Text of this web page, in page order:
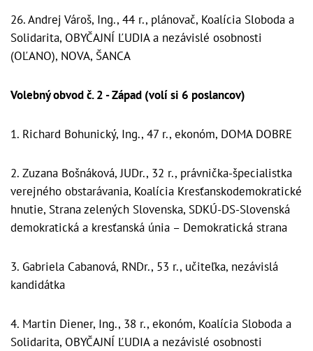
26. Andrej Vároš, Ing., 44 r., plánovač, Koalícia Sloboda a
Solidarita, OBYČAJNÍ ĽUDIA a nezávislé osobnosti
(OĽANO), NOVA, ŠANCA
Volebný obvod č. 2 - Západ (volí si 6 poslancov)
1. Richard Bohunický, Ing., 47 r., ekonóm, DOMA DOBRE
2. Zuzana Bošnáková, JUDr., 32 r., právnička-špecialistka
verejného obstarávania, Koalícia Kresťanskodemokratické
hnutie, Strana zelených Slovenska, SDKÚ-DS-Slovenská
demokratická a kresťanská únia – Demokratická strana
3. Gabriela Cabanová, RNDr., 53 r., učiteľka, nezávislá
kandidátka
4. Martin Diener, Ing., 38 r., ekonóm, Koalícia Sloboda a
Solidarita, OBYČAJNÍ ĽUDIA a nezávislé osobnosti